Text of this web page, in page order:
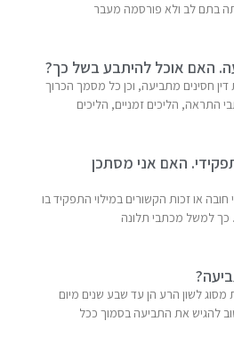
בתם לב ולא פורסמה מעבר
האם אוכל להיתבע בשל כך?
חסינים מתביעה, וכן כל מסמך הכרוך
התראה, הליכים זמניים, הליכים
האם אני מסתכן
או זכות הקשורים במילוי התפקיד בו
כך למשל מכתבי תלונה
לשון הרע הן עד שבע שנים מיום
להגיש את התביעה בסמוך ככל